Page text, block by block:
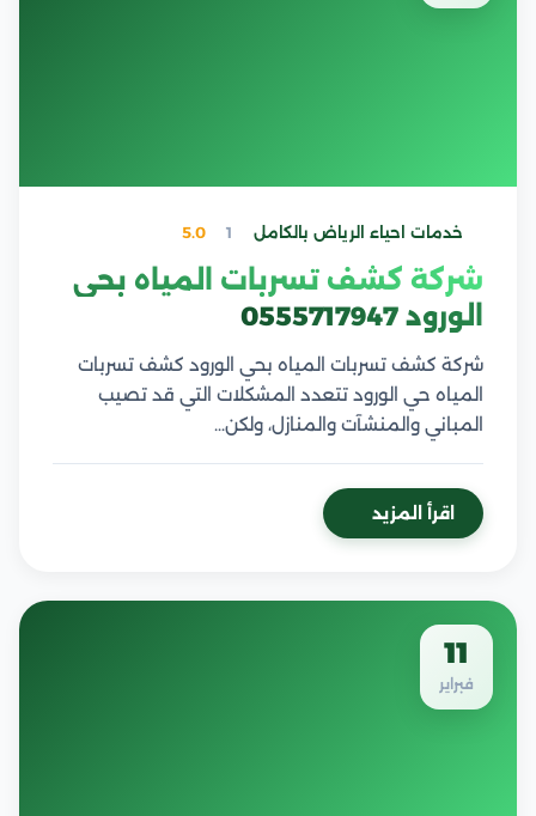
خدمات احياء الرياض بالكامل 1
5.0
شركة كشف تسربات المياه بحي
الورود 0555717947
شركة كشف تسربات المياه بحي الورود كشف تسربات
المياه حي الورود تتعدد المشكلات التي قد تصيب
المباني والمنشآت والمنازل، ولكن…
اقرأ المزيد
11
فبراير